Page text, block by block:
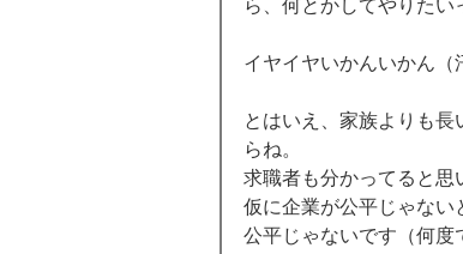
ら、何とかしてやりた
イヤイヤいかんいかん（
とはいえ、家族よりも
らね。
求職者も分かってると思
仮に企業が公平じゃない
公平じゃないです（何度